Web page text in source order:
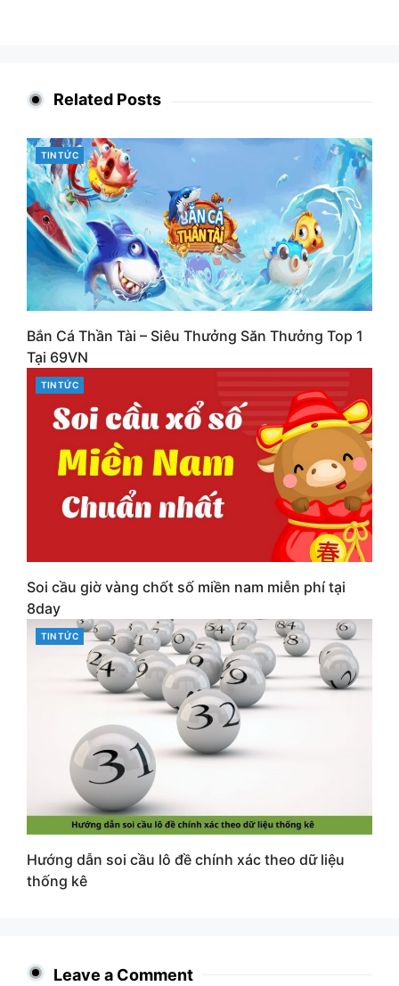
Related Posts
CATEGORIES
TIN TỨC
Bắn Cá Thần Tài – Siêu Thưởng Săn Thưởng Top 1
Tại 69VN
CATEGORIES
TIN TỨC
Soi cầu giờ vàng chốt số miền nam miễn phí tại
8day
CATEGORIES
TIN TỨC
Hướng dẫn soi cầu lô đề chính xác theo dữ liệu
thống kê
Leave a Comment